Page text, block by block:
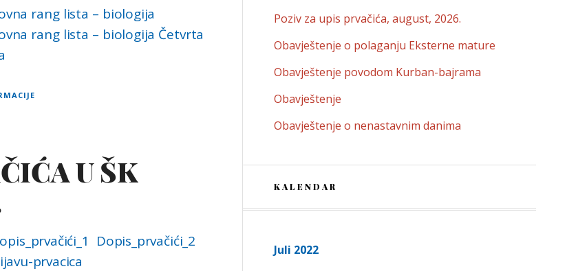
rang lista – biologija
rang lista – biologija Četvrta
U ŠK
Dopis_prvačići_2
prvacica
Poziv za upis prvačića, august, 2026.
Obavještenje o polaganju Eksterne mature
Obavještenje povodom Kurban-bajrama
Obavještenje
Obavještenje o nenastavnim danima
KALENDAR
Juli 2022